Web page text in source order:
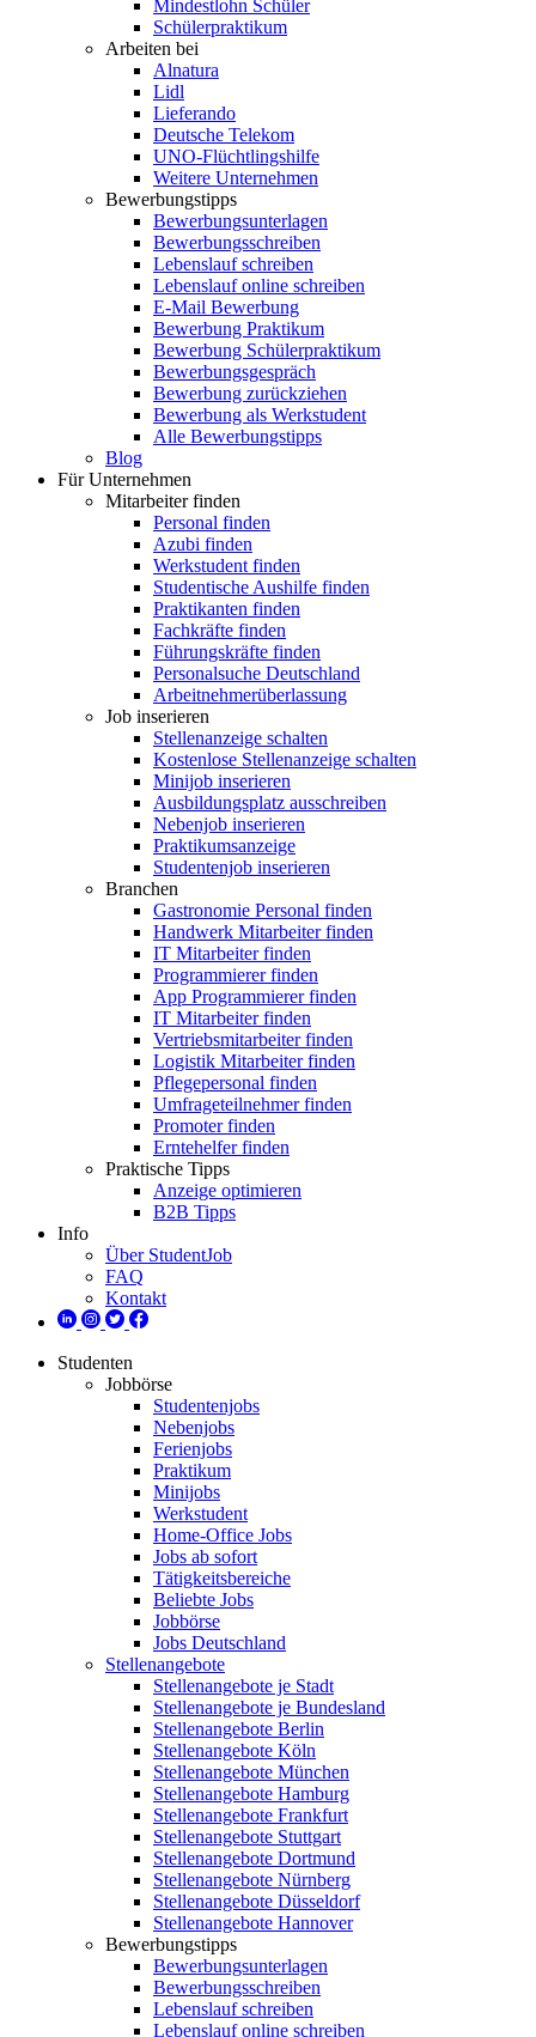
Mindestlohn Schüler
Schülerpraktikum
Arbeiten bei
Alnatura
Lidl
Lieferando
Deutsche Telekom
UNO-Flüchtlingshilfe
Weitere Unternehmen
Bewerbungstipps
Bewerbungsunterlagen
Bewerbungsschreiben
Lebenslauf schreiben
Lebenslauf online schreiben
E-Mail Bewerbung
Bewerbung Praktikum
Bewerbung Schülerpraktikum
Bewerbungsgespräch
Bewerbung zurückziehen
Bewerbung als Werkstudent
Alle Bewerbungstipps
Blog
Für Unternehmen
Mitarbeiter finden
Personal finden
Azubi finden
Werkstudent finden
Studentische Aushilfe finden
Praktikanten finden
Fachkräfte finden
Führungskräfte finden
Personalsuche Deutschland
Arbeitnehmerüberlassung
Job inserieren
Stellenanzeige schalten
Kostenlose Stellenanzeige schalten
Minijob inserieren
Ausbildungsplatz ausschreiben
Nebenjob inserieren
Praktikumsanzeige
Studentenjob inserieren
Branchen
Gastronomie Personal finden
Handwerk Mitarbeiter finden
IT Mitarbeiter finden
Programmierer finden
App Programmierer finden
IT Mitarbeiter finden
Vertriebsmitarbeiter finden
Logistik Mitarbeiter finden
Pflegepersonal finden
Umfrageteilnehmer finden
Promoter finden
Erntehelfer finden
Praktische Tipps
Anzeige optimieren
B2B Tipps
Info
Über StudentJob
FAQ
Kontakt
Studenten
Jobbörse
Studentenjobs
Nebenjobs
Ferienjobs
Praktikum
Minijobs
Werkstudent
Home-Office Jobs
Jobs ab sofort
Tätigkeitsbereiche
Beliebte Jobs
Jobbörse
Jobs Deutschland
Stellenangebote
Stellenangebote je Stadt
Stellenangebote je Bundesland
Stellenangebote Berlin
Stellenangebote Köln
Stellenangebote München
Stellenangebote Hamburg
Stellenangebote Frankfurt
Stellenangebote Stuttgart
Stellenangebote Dortmund
Stellenangebote Nürnberg
Stellenangebote Düsseldorf
Stellenangebote Hannover
Bewerbungstipps
Bewerbungsunterlagen
Bewerbungsschreiben
Lebenslauf schreiben
Lebenslauf online schreiben